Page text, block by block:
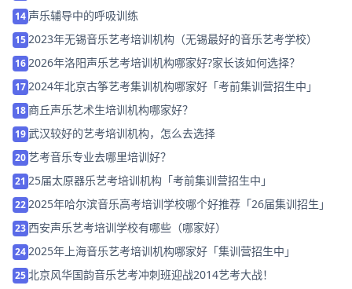
14 声乐辅导中的呼吸训练
152023年无锡音乐艺考培训机构（无锡最好的音乐艺考学校）
162026年洛阳声乐艺考培训机构哪家好?家长该如何选择？
172024年北京古筝艺考集训机构哪家好「考前集训营招生中」
18商丘声乐艺术生培训机构哪家好？
19武汉较好的艺考培训机构，怎么去选择
20艺考音乐专业去哪里培训好？
21 25届太原器乐艺考培训机构「考前集训营招生中」
222025年哈尔滨音乐高考培训学校哪个好推荐「26届集训招生」
23西安声乐艺考培训学校有哪些（哪家好）
242025年上海音乐艺考培训机构哪家好「集训营招生中」
25北京风华国韵音乐艺考冲刺班迎战2014艺考大战！